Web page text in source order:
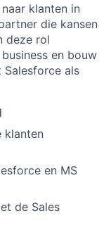
klanten in
die kansen
deze rol
en bouw
als
klanten
en MS
de Sales